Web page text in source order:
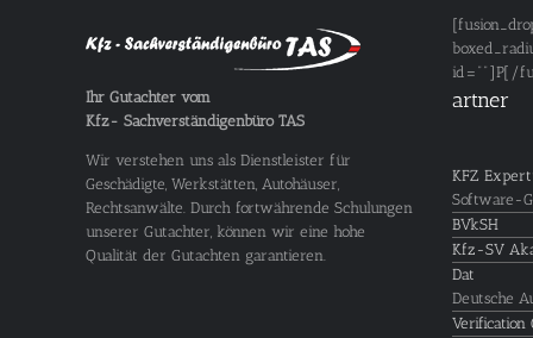
Ihr Gutachter vom
Kfz- Sachverständigenbüro TAS
Wir verstehen uns als Dienstleister für
Geschädigte, Werkstätten, Autohäuser,
Rechtsanwälte. Durch fortwährende Schulungen
unserer Gutachter, können wir eine hohe
Qualität der Gutachten garantieren.
id=""]P[/
artner
KFZ
Software-
BVkSH
Kfz-SV
Dat
Deutsche
Verification